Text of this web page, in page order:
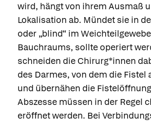
wird, hängt von ihrem Ausmaß
Lokalisation ab. Mündet sie in
oder „blind“ im
Bauchraums, sollte operiert
schneiden die Chirurg*innen
des Darmes, von dem die Fistel
und übernähen die
Abszesse müssen in der Regel
eröffnet werden. Bei